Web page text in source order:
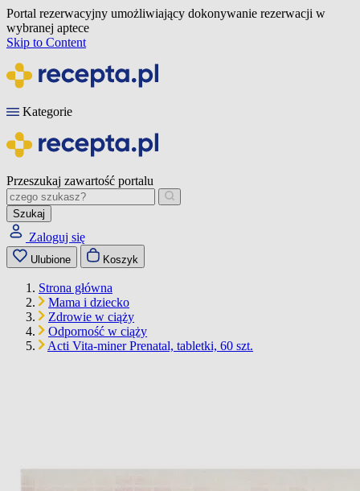
Portal rezerwacyjny umożliwiający dokonywanie rezerwacji w
wybranej aptece
Skip to Content
Kategorie
Przeszukaj zawartość portalu
Szukaj
Zaloguj się
Ulubione Koszyk
Strona główna
Mama i dziecko
Zdrowie w ciąży
Odporność w ciąży
Acti Vita-miner Prenatal, tabletki, 60 szt.